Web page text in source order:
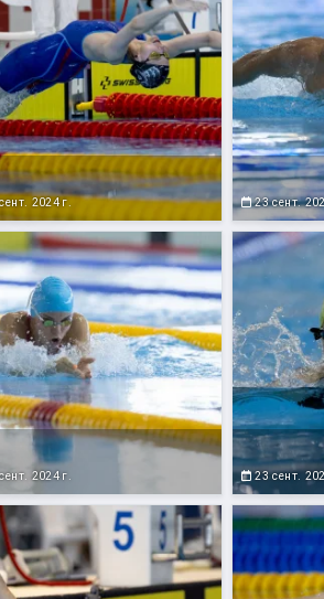
2024 г. 23 сент.
2024 г. 23 сент.